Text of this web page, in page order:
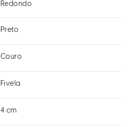
Redondo
Preto
Couro
Fivela
4 cm